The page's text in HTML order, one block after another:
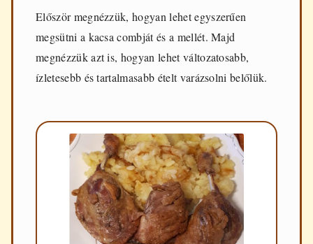
Először megnézzük, hogyan lehet egyszerűen
megsütni a kacsa combját és a mellét. Majd
megnézzük azt is, hogyan lehet változatosabb,
ízletesebb és tartalmasabb ételt varázsolni belőlük.